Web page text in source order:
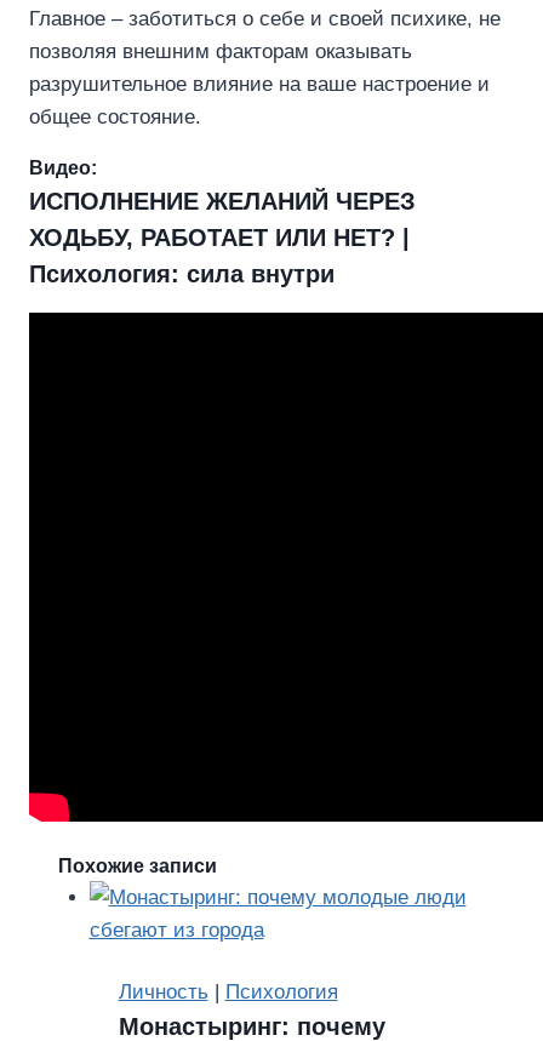
Главное – заботиться о себе и своей психике, не
позволяя внешним факторам оказывать
разрушительное влияние на ваше настроение и
общее состояние.
Видео:
ИСПОЛНЕНИЕ ЖЕЛАНИЙ ЧЕРЕЗ
ХОДЬБУ, РАБОТАЕТ ИЛИ НЕТ? |
Психология: сила внутри
Похожие записи
Личность | Психология
Монастыринг: почему